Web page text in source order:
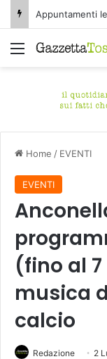
Appuntamenti
Menu
Home / EVENTI
EVENTI
(fino al
musica
calcio
Redazione 2